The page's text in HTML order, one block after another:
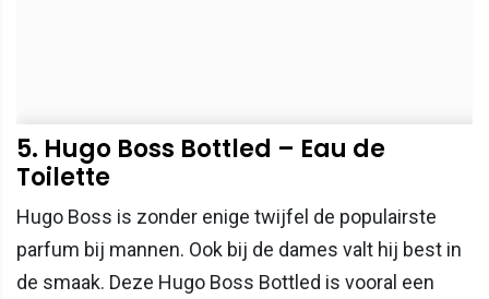
5. Hugo Boss Bottled – Eau de
Toilette
Hugo Boss is zonder enige twijfel de populairste
parfum bij mannen. Ook bij de dames valt hij best in
de smaak. Deze Hugo Boss Bottled is vooral een